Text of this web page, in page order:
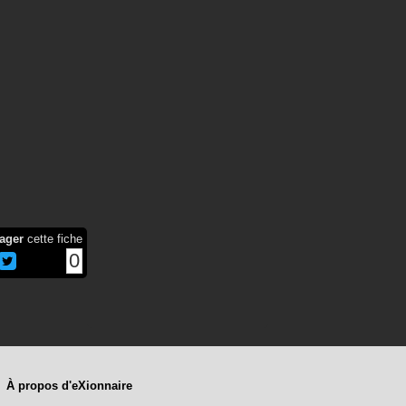
cette fiche
0
À propos d'eXionnaire